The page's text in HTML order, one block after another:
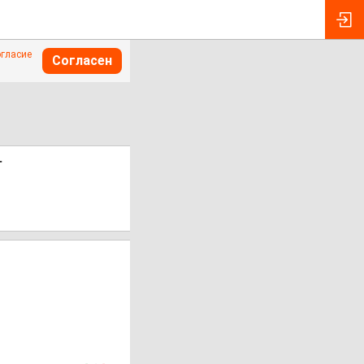
Согласен